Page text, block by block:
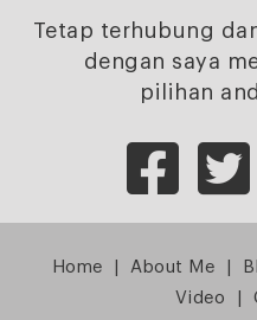
Tetap terhubung
dengan saya
pilihan
Home About Me
Video